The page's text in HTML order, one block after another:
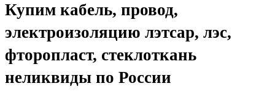
Купим кабель, провод,
электроизоляцию лэтсар, лэс,
фторопласт, стеклоткань
неликвиды по России